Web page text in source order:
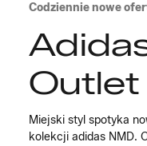
Codziennie nowe
Outlet
Miejski styl spotyka
kolekcji adidas NMD.